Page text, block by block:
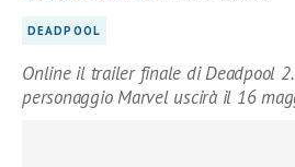
DEADPOOL
Online il trailer finale di Deadpool
personaggio Marvel uscirà il 16